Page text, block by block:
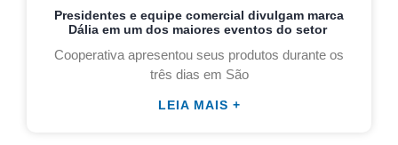
Presidentes e equipe comercial divulgam marca
Dália em um dos maiores eventos do setor
Cooperativa apresentou seus produtos durante os
três dias em São
LEIA MAIS +